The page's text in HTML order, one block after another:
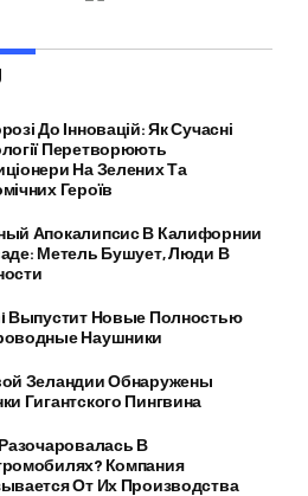
До Інновацій: Як Сучасні
Перетворюють
На Зелених Та
Героїв
Апокалипсис В Калифорнии
Метель Бушует, Люди В
Выпустит Новые Полностью
Наушники
Зеландии Обнаружены
Гигантского Пингвина
В
Компания
От Их Производства